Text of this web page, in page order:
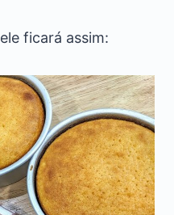
ficará assim: